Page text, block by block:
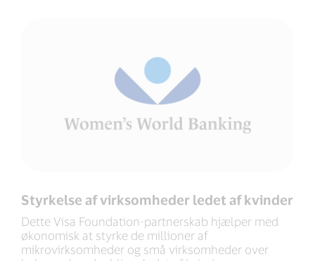
Styrkelse af virksomheder ledet af kvinder
Dette Visa Foundation-partnerskab hjælper med
økonomisk at styrke de millioner af
mikrovirksomheder og små virksomheder over